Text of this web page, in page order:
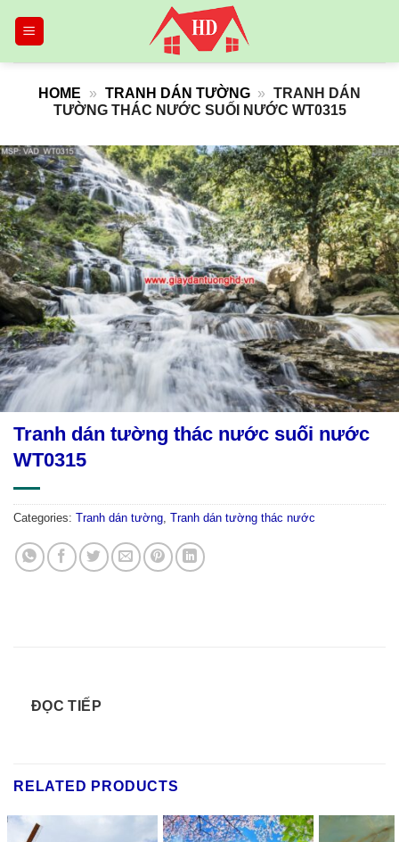
HOME » TRANH DÁN TƯỜNG » TRANH DÁN
TƯỜNG THÁC NƯỚC SUỐI NƯỚC WT0315
Tranh dán tường thác nước suối nước
WT0315
Categories: Tranh dán tường Tranh dán tường thác nước
ĐỌC TIẾP
RELATED PRODUCTS